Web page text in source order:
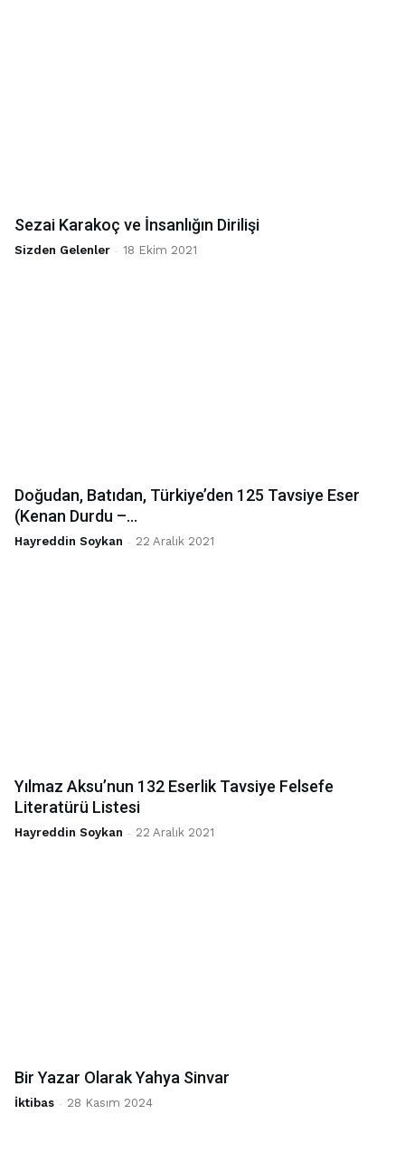
Sezai Karakoç ve İnsanlığın Dirilişi
Sizden Gelenler - 18 Ekim 2021
Doğudan, Batıdan, Türkiye’den 125 Tavsiye Eser
(Kenan Durdu –...
Hayreddin Soykan - 22 Aralık 2021
Yılmaz Aksu’nun 132 Eserlik Tavsiye Felsefe
Literatürü Listesi
Hayreddin Soykan - 22 Aralık 2021
Bir Yazar Olarak Yahya Sinvar
İktibas - 28 Kasım 2024